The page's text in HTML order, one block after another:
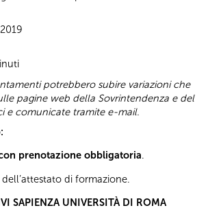
potrebbero subire variazioni che
pagine web della Sovrintendenza e del
e comunicate tramite e-mail.
prenotazione obbligatoria.
di formazione.
SAPIENZA UNIVERSITÀ DI ROMA